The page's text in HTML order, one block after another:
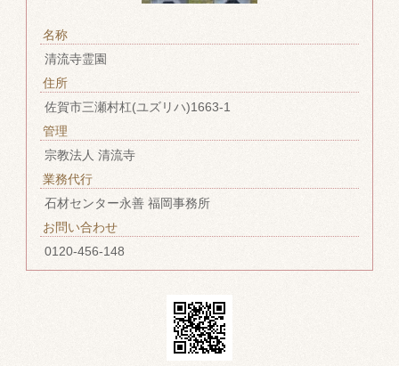
名称
清流寺霊園
住所
佐賀市三瀬村杠(ユズリハ)1663-1
管理
宗教法人 清流寺
業務代行
石材センター永善 福岡事務所
お問い合わせ
0120-456-148